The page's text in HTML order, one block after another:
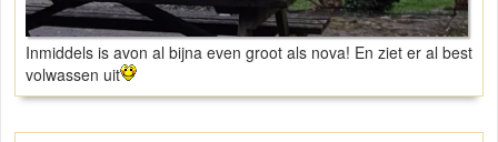
Inmiddels is avon al bijna even groot als nova! En ziet er al best
volwassen uit